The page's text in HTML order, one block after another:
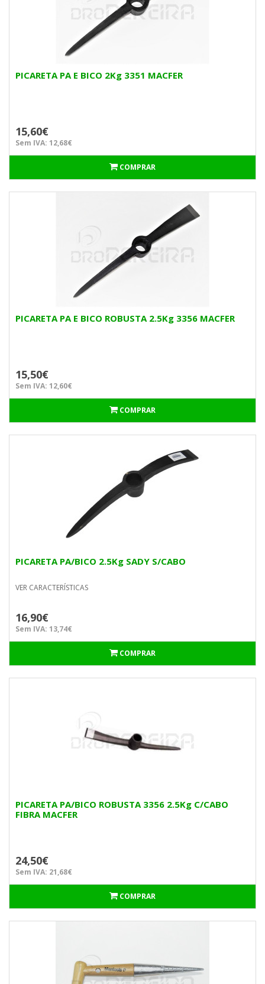
PICARETA PA E BICO 2Kg 3351 MACFER
15,60€
Sem IVA: 12,68€
COMPRAR
PICARETA PA E BICO ROBUSTA 2.5Kg 3356 MACFER
15,50€
Sem IVA: 12,60€
COMPRAR
PICARETA PA/BICO 2.5Kg SADY S/CABO
VER CARACTERÍSTICAS
16,90€
Sem IVA: 13,74€
COMPRAR
PICARETA PA/BICO ROBUSTA 3356 2.5Kg C/CABO
FIBRA MACFER
24,50€
Sem IVA: 21,68€
COMPRAR